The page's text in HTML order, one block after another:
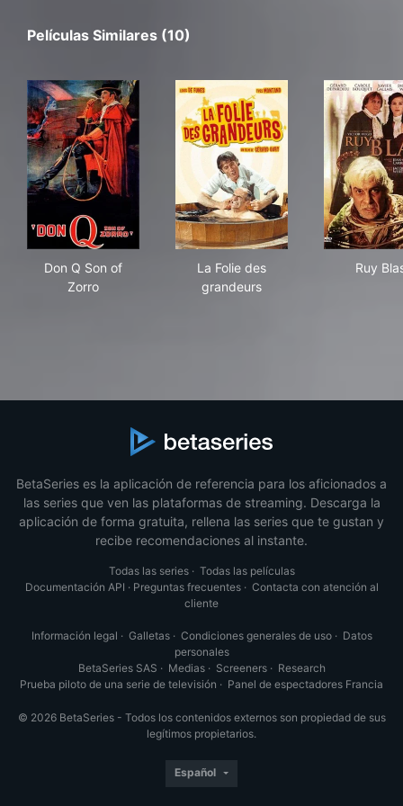
Películas Similares (10)
Don Q Son of
Zorro
La Folie des
grandeurs
Ruy
BetaSeries es la aplicación de referencia para los aficionados a
las series que ven las plataformas de streaming. Descarga la
aplicación de forma gratuita, rellena las series que te gustan y
recibe recomendaciones al instante.
Todas las series· Todas las películas
Documentación API · Preguntas frecuentes· Contacta con atención al
cliente
Información legal · Galletas· Condiciones generales de uso· Datos
personales
BetaSeries SAS · Medias· Screeners· Research
Prueba piloto de una serie de televisión · Panel de espectadores Francia
© 2026 BetaSeries - Todos los contenidos externos son propiedad de sus
legítimos propietarios.
Español